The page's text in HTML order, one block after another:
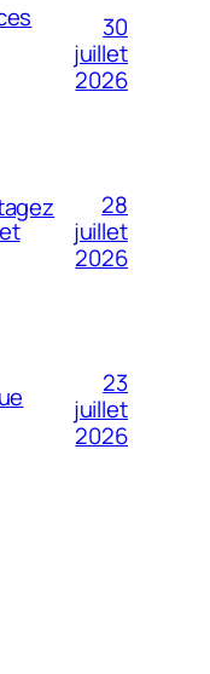
30
juillet
2026
28
juillet
2026
23
juillet
2026